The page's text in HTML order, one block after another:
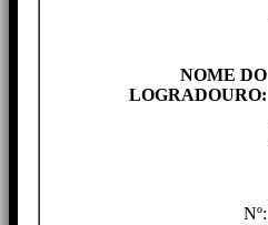
NOME DO
LOGRADOURO:
Nº: